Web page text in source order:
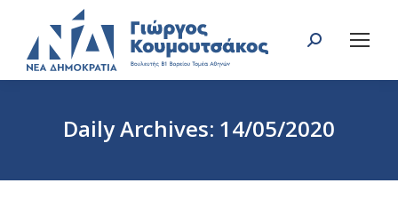
Search:
Daily Archives: 14/05/2020